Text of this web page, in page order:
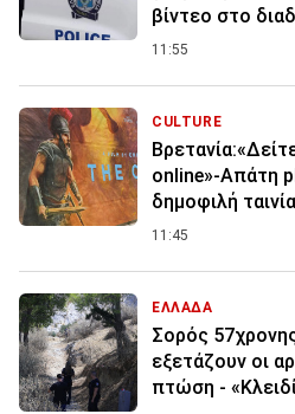
βίντεο στο
11:55
CULTURE
online»-Απάτη
δημοφιλή
11:45
ΕΛΛΑΔΑ
Σορός
εξετάζουν οι
πτώση -